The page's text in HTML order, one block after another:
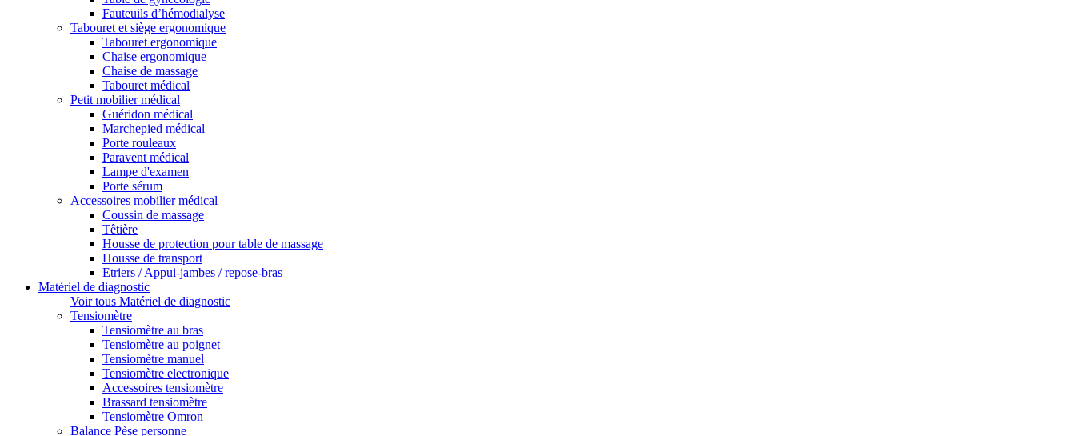
Fauteuils d’hémodialyse
Tabouret et siège ergonomique
Tabouret ergonomique
Chaise ergonomique
Chaise de massage
Tabouret médical
Petit mobilier médical
Guéridon médical
Marchepied médical
Porte rouleaux
Paravent médical
Lampe d'examen
Porte sérum
Accessoires mobilier médical
Coussin de massage
Têtière
Housse de protection pour table de massage
Housse de transport
Etriers / Appui-jambes / repose-bras
Matériel de diagnostic
Voir tous Matériel de diagnostic
Tensiomètre
Tensiomètre au bras
Tensiomètre au poignet
Tensiomètre manuel
Tensiomètre electronique
Accessoires tensiomètre
Brassard tensiomètre
Tensiomètre Omron
Balance Pèse personne